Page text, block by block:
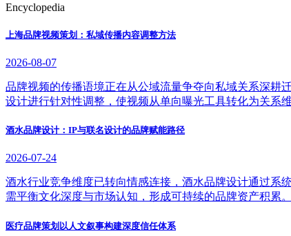
Encyclopedia
上海品牌视频策划：私域传播内容调整方法
2026-08-07
品牌视频的传播语境正在从公域流量争夺向私域关系深耕
设计进行针对性调整，使视频从单向曝光工具转化为关系
酒水品牌设计：IP与联名设计的品牌赋能路径
2026-07-24
酒水行业竞争维度已转向情感连接，酒水品牌设计通过系
需平衡文化深度与市场认知，形成可持续的品牌资产积累。
医疗品牌策划以人文叙事构建深度信任体系